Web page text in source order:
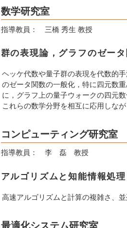
数学研究室
指導教員： 三橋 秀生 教授
群の表現論，グラフのゼー
ヘッケ代数や量子群の表現を代数的
のゼータ関数の一般化，特に四元数
に，グラフ上の量子ウォークの四元
これらの数学分野を相互に応用しな
コンピューティング研究室
指導教員： 李 磊 教授
アルゴリズムと知能情報処理
高速アルゴリズムと計算の複雑さ、